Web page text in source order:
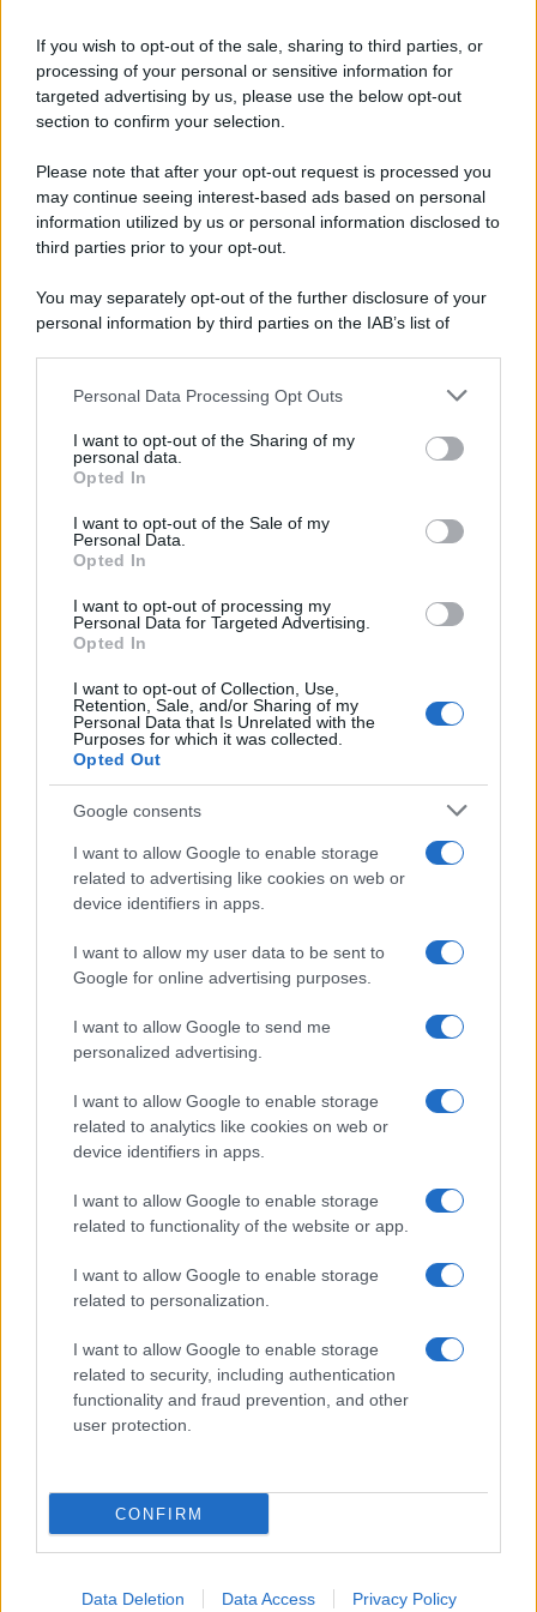
If you wish to opt-out of the sale, sharing to third parties, or
processing of your personal or sensitive information for
targeted advertising by us, please use the below opt-out
section to confirm your selection.
Please note that after your opt-out request is processed you
may continue seeing interest-based ads based on personal
information utilized by us or personal information disclosed to
third parties prior to your opt-out.
You may separately opt-out of the further disclosure of your
personal information by third parties on the IAB’s list of
This information may also be disclosed by us to third parties
disclose it to other third parties.
Please note that this website/app uses one or more Google
services and may gather and store information including but
not limited to your visit or usage behaviour. You may click to
grant or deny consent to Google and its third-party tags to
consent section.
Personal Data Processing Opt Outs
I want to opt-out of the Sharing of my
personal data.
Opted In
I want to opt-out of the Sale of my
Personal Data.
Opted In
I want to opt-out of processing my
Personal Data for Targeted Advertising.
Opted In
I want to opt-out of Collection, Use,
Retention, Sale, and/or Sharing of my
Personal Data that Is Unrelated with the
Purposes for which it was collected.
Opted Out
Google consents
I want to allow Google to enable storage
related to advertising like cookies on web or
device identifiers in apps.
I want to allow my user data to be sent to
Google for online advertising purposes.
I want to allow Google to send me
personalized advertising.
I want to allow Google to enable storage
related to analytics like cookies on web or
device identifiers in apps.
I want to allow Google to enable storage
related to functionality of the website or app.
I want to allow Google to enable storage
related to personalization.
I want to allow Google to enable storage
related to security, including authentication
functionality and fraud prevention, and other
user protection.
CONFIRM
Data Deletion Data Access Privacy Policy
scientifiche per togliere i medici non vaccinati dal lavoro
L'omicidio economico dell'Italia: ce lo chiede l'Europa
L'Ucraina ha finito lo scudo
Se all'Europa rimanessero tre neuroni correrebbe a far pace
con la Russia
Il rubinetto di Rabat
Da Kiev a Roma, istruzioni per fabbricare un nemico interno
Facebook
Cookie Policy
Syndication
Globalist
Globalscience
Globalsport
Culture
Salute
Megachip
GiULia
Prima Pagina
Giornale dello
Spettacolo
Wondernet
Giuliana Sgrena
Syndication